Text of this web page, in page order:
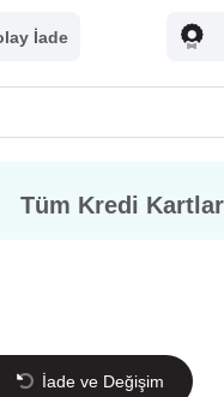
İade
Tüm Kredi
İade ve Değişim